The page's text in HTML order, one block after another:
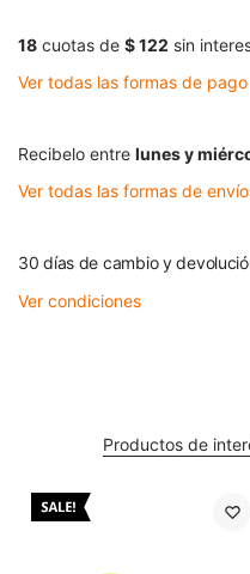
18 cuotas de $ 122 sin
Ver todas las formas de pago
Recibelo entre lunes y
Ver todas las formas de
30 días de cambio y
Ver condiciones
Productos de